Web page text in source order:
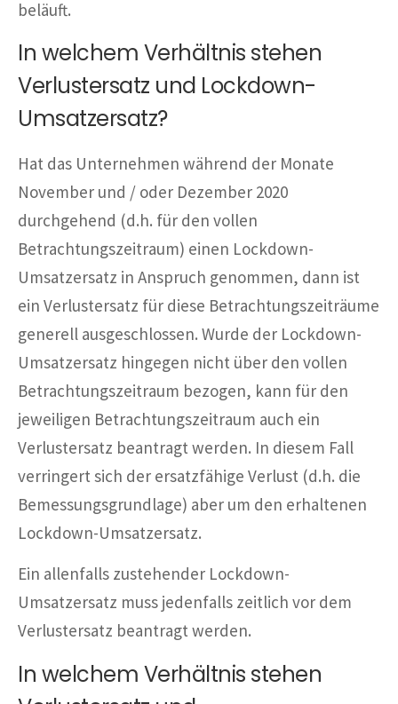
beläuft.
In welchem Verhältnis stehen
Verlustersatz und Lockdown-
Umsatzersatz?
Hat das Unternehmen während der Monate
November und / oder Dezember 2020
durchgehend (d.h. für den vollen
Betrachtungszeitraum) einen Lockdown-
Umsatzersatz in Anspruch genommen, dann ist
ein Verlustersatz für diese Betrachtungszeiträume
generell ausgeschlossen. Wurde der Lockdown-
Umsatzersatz hingegen nicht über den vollen
Betrachtungszeitraum bezogen, kann für den
jeweiligen Betrachtungszeitraum auch ein
Verlustersatz beantragt werden. In diesem Fall
verringert sich der ersatzfähige Verlust (d.h. die
Bemessungsgrundlage) aber um den erhaltenen
Lockdown-Umsatzersatz.
Ein allenfalls zustehender Lockdown-
Umsatzersatz muss jedenfalls zeitlich vor dem
Verlustersatz beantragt werden.
In welchem Verhältnis stehen